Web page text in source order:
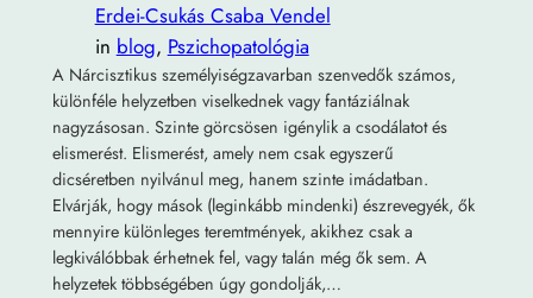
Erdei-Csukás Csaba Vendel
in blog, Pszichopatológia
A Nárcisztikus személyiségzavarban szenvedők számos,
különféle helyzetben viselkednek vagy fantáziálnak
nagyzásosan. Szinte görcsösen igénylik a csodálatot és
elismerést. Elismerést, amely nem csak egyszerű
dicséretben nyilvánul meg, hanem szinte imádatban.
Elvárják, hogy mások (leginkább mindenki) észrevegyék, ők
mennyire különleges teremtmények, akikhez csak a
legkiválóbbak érhetnek fel, vagy talán még ők sem. A
helyzetek többségében úgy gondolják,…